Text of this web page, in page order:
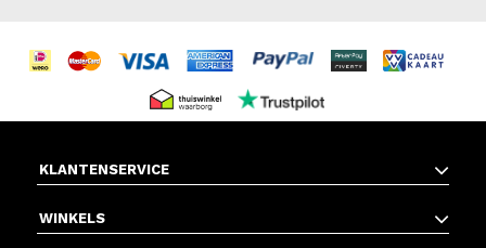
KLANTENSERVICE
WINKELS